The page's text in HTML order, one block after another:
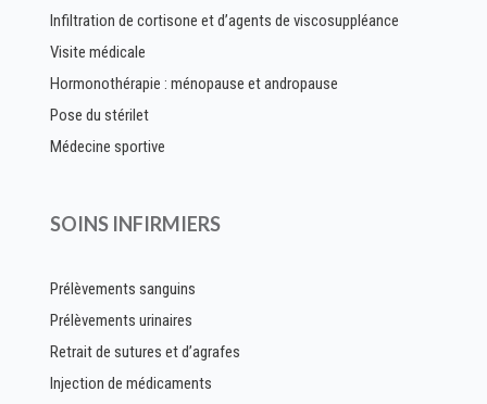
devenir membre
Infiltration de cortisone et d’agents de viscosuppléance
Visite médicale
Hormonothérapie : ménopause et andropause
Pose du stérilet
Médecine sportive
SOINS INFIRMIERS
Prélèvements sanguins
Prélèvements urinaires
Retrait de sutures et d’agrafes
Injection de médicaments